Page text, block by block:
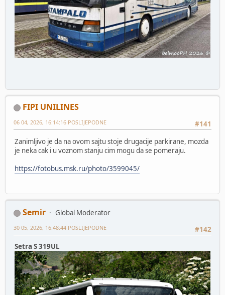
FIPI UNILINES
#141
06 04, 2026, 16:14:16 POSLIJEPODNE
Zanimljivo je da na ovom sajtu stoje drugacije parkirane, mozda
je neka cak i u voznom stanju cim mogu da se pomeraju.
https://fotobus.msk.ru/photo/3599045/
Semir
Global Moderator
#142
30 05, 2026, 16:48:44 POSLIJEPODNE
Setra S 319UL